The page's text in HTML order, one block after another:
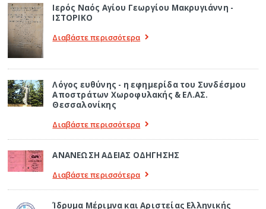
Ιερός Ναός Αγίου Γεωργίου Μακρυγιάννη -
ΙΣΤΟΡΙΚΟ
Διαβάστε περισσότερα
Λόγος ευθύνης - η εφημερίδα του Συνδέσμου
Αποστράτων Χωροφυλακής & ΕΛ.ΑΣ.
Θεσσαλονίκης
Διαβάστε περισσότερα
ΑΝΑΝΕΩΣΗ ΑΔΕΙΑΣ ΟΔΗΓΗΣΗΣ
Διαβάστε περισσότερα
Ίδρυμα Μέριμνα και Αριστείας Ελληνικής